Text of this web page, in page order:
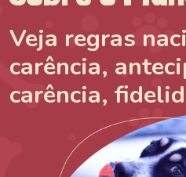
Veja regras
carência,
carência,